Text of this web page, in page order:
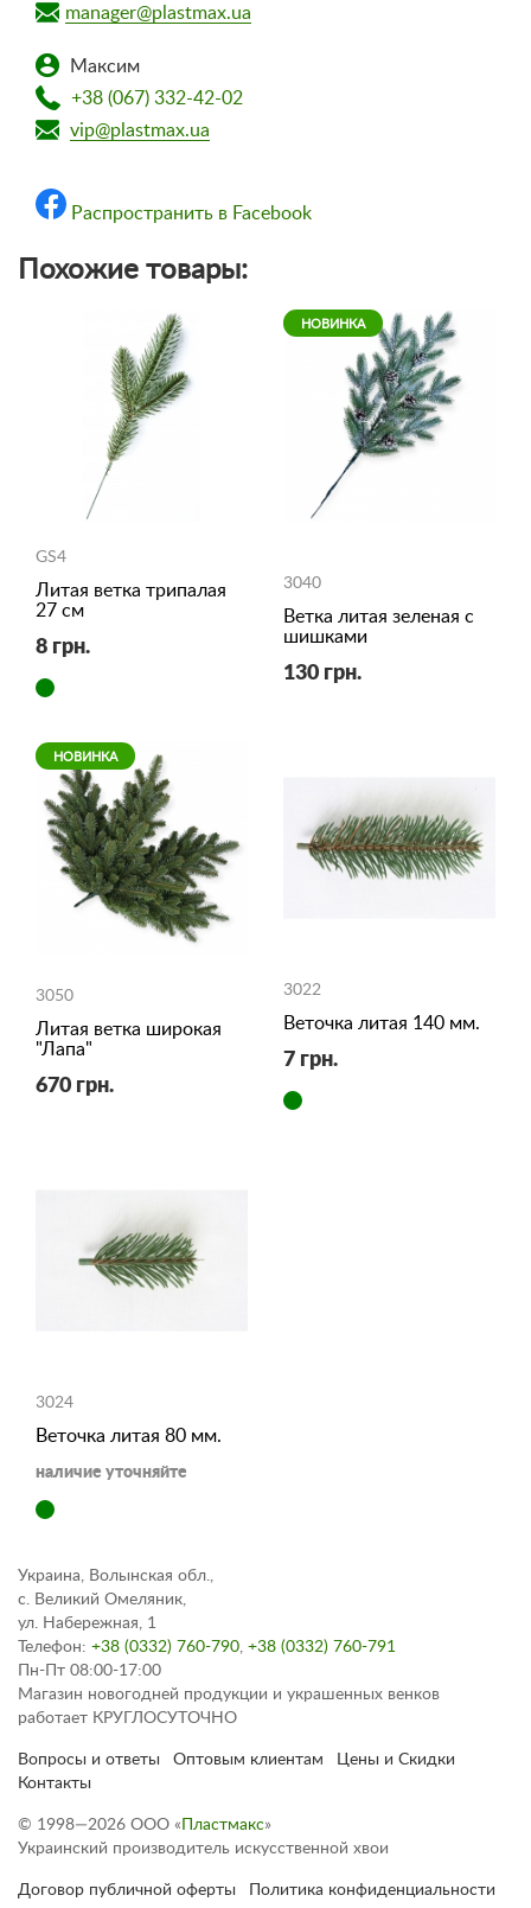
manager@plastmax.ua
Максим
+38 (067) 332-42-02
vip@plastmax.ua
Распространить в Facebook
Похожие товары:
GS4
Литая ветка трипалая
27 см
8 грн.
НОВИНКА
3040
Ветка литая зеленая c
шишками
130 грн.
НОВИНКА
3050
Литая ветка широкая
"Лапа"
670 грн.
3022
Веточка литая 140 мм.
7 грн.
3024
Веточка литая 80 мм.
наличие уточняйте
Украина, Волынская обл.,
с. Великий Омеляник,
ул. Набережная, 1
Телефон: +38 (0332) 760-790, +38 (0332) 760-791
Пн-Пт 08:00-17:00
Магазин новогодней продукции и украшенных венков
работает КРУГЛОСУТОЧНО
Вопросы и ответы Оптовым клиентам
Цены и Скидки
Контакты
© 1998—2026 ООО « Пластмакс»
Украинский производитель искусственной хвои
Договор публичной оферты Политика конфиденциальности